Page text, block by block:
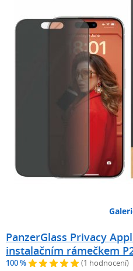
PanzerGlass Privacy
instalačním rámečkem
100 % (1 hodnocení)